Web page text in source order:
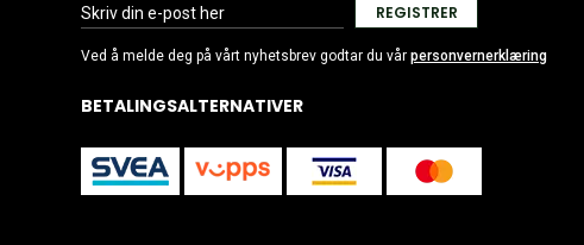
REGISTRER
Ved å melde deg på vårt nyhetsbrev godtar du vår personvernerklæring
BETALINGSALTERNATIVER